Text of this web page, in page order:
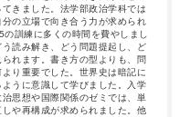
性が重視される風土でした。誰
の責任を自分で引き受けるとい
きました。法学部政治学科では
の立場で向き合う力が求められ
訓練に多くの時間を費やしまし
読み解き、どう問題提起し、ど
れます。書き方の型よりも、問